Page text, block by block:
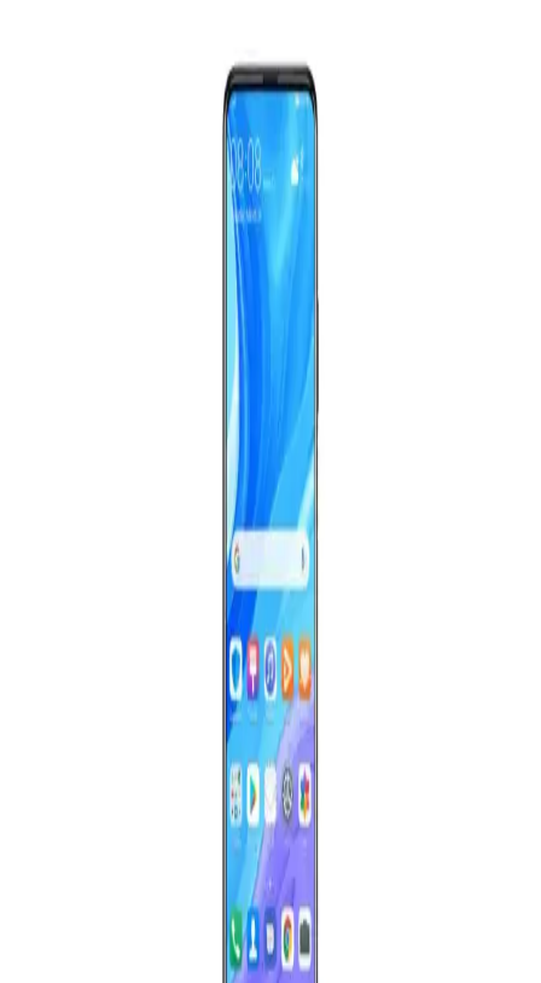
Z80 tabanlı bilgisayar klonunda güç hattı bağlantılarının eksikliği,
RAM gibi bileşenlerin çalışmamasına yol açar. Sistematik ölçüm ve
kontrol yöntemleri hataların hızlı tespitini sağlar.
MacBook Pro M2 16GB RAM ile Yüksek
Performans ve Çoklu Görev Yeteneği
MacBook Pro M2 modeli, 16GB RAM ile yüksek performans ve
çoklu görev desteği sağlayarak profesyonel ve günlük kullanımı
Tab A9: 6GB RAM ve 128GB Depolama ile Güncel
ve Çok Yönlü Tablet Seçeneği
Tab A9, 6GB RAM ve 128GB depolama ile çoklu görevleri
kolayca yapabilen, eğitim ve eğlence için ideal, yüksek performanslı
Akıllı Telefon Seçiminde Performans Unsurları ve
Güncel Modeller Hakkında Bilgiler
Günümüzde akıllı telefonlar, performans ve teknik özellikler
açısından çeşitlilik gösteriyor. İşlemci, RAM ve batarya kapasitesi,
telefon seçiminde kritik unsurlardır. Bu özellikler, kullanıcıların
ihtiyaçlarına uygun doğru modeli belirlemede yardımcı olur.
128GB Depolama ve 6GB RAM ile Güçlü ve Çok
Yönlü Tabletler Günlük Kullanım İçin
128GB depolama ve 6GB RAM özellikleriyle donatılmış tabletler,
yüksek performans ve geniş depolama kapasitesi sunar, günlük
kullanım ve hafif işler için uygun, pratik ve verimli çözümler sağlar.
Apple MacBook Air M4 Modeli RAM Performansı
ve Genel Değerlendirme
MacBook Air M4, yüksek RAM kapasitesi ve gelişmiş
teknolojileriyle günlük ve profesyonel kullanımda üstün performans
sunuyor. Hızlı işlem ve enerji verimliliğiyle öne çıkıyor.